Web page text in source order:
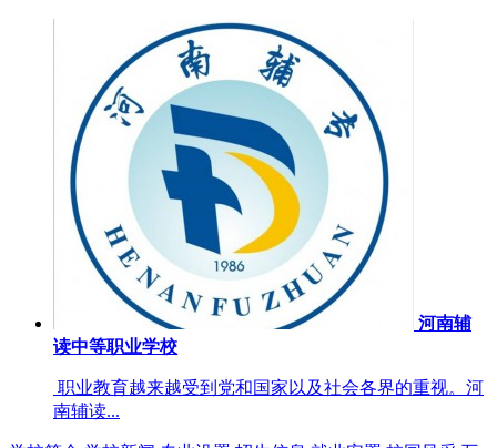
河南辅
读中等职业学校
职业教育越来越受到党和国家以及社会各界的重视。河
南辅读...